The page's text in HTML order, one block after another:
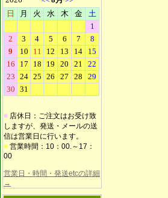
■ 店休日：ご注文はお受け致
しますが、発送・メールの送
信は営業日に行います。
■ 営業時間：10：00.～17：
00
営業日・時間・発送etcの詳細
→